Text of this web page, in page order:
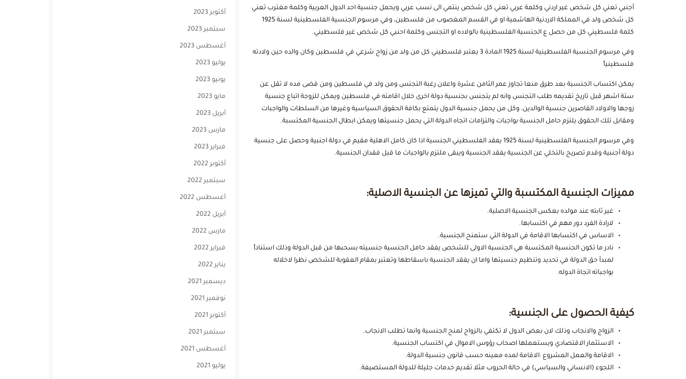
أجنبي تعني كل شخص غير اردني وكلمة عربي تعني كل شخص ينتمي الى نسب عربي ويحمل جنسية احد الدول العربية وكلمة مغترب تعني
كل شخص ولد في المملكة الاردنية الهاشمية او في القسم المغصوب من فلسطين، وفي مرسوم الجنسية الفلسطينية لسنة 1925
كلمة فلسطيني كل من حصل ع الجنسية الفلسطينية بالولاده او التجنس وكلمة احنبي كل شخص غير فلسطيني.
وفي مرسوم الجنسية الفلسطينية لسنة 1925 المادة 3 يعتبر فلسطيني كل من ولد من زواج شرعي في فلسطين وكان والده حين ولادته
فلسطينياً
يمكن اكتساب الجنسية بعد طرق منعا تجاوز عمر الثامن عشرة واعلان رغبة التجنس ومن ولد في فلسطين ومن قضى مده لا تقل عن
ستة اشهر قبل تاريخ تقديمه طلب التجنس وانه لم يتجنس بجنسية دولة اخرى خلال اقامته في فلسطين ويمكن للزوجة اتباع جنسية
زوجها والاولاد القاصرين جنسية الوالدين، وكل من يحمل جنسية الدول يتمتع بكافة الحقوق السياسية وغيرها من السلطات والواجبات
ومقابل تلك الحقوق يلتزم حامل الجنسية بواجبات والتزامات اتجاه الدولة التي يحمل جنسيتها ويمكن ابطال الجنسية المكتسبة.
وفي مرسوم الجنسية الفلسطينية لسنة 1925 يفقد الفلسطيني الجنسية اذا كان كامل الاهلية مقيم في دولة اجنبية وحصل على جنسية
دولة أجنبية وقدم تصريح بالتخلي عن الجنسية يفقد الجنسية ويبقى ملتزم بالواجبات ما قبل فقدان الجنسية.
مميزات الجنسية المكتسبة والتي تميزها عن الجنسية الاصلية:
غير ثابته عند مولده بعكس الجنسية الاصلية.
لارادة الفرد دور مهم في اكتسابها.
الاساس في اكتسابها الاقامة في الدولة التي ستمنح الجنسية.
نادر ما تكون الجنسية المكتسبة هي الجنسية الاولى للشخص يفقد حامل الجنسية جنسيته بسحبها من قبل الدولة وذلك استناداً
لمبدأ حق الدولة في تحديد وتنظيم جنسيتها واما ان يفقد الجنسية باسقاطها وتعتبر بمقام العقوبة للشخص نظرا لاخلاله
بواجباته اتجاة الدوله.
كيفية الحصول على الجنسية:
الزواج والانجاب وذلك لان بعض الدول لا تكتفي بالزواج لمنح الجنسية وانما تطلب الانجاب.
الاستثمار الاقتصادي ويستعملها اصحاب رؤوس الاموال في اكتساب الجنسية.
الاقامة والعمل المشروع :الاقامة لمده معينه حسب قانون جنسية الدولة.
اللجوء (الانساني والسياسي) في حالة الحروب مثلا تقديم خدمات جليلة للدولة المستضيفة.
أكتوبر 2023
سبتمبر 2023
أغسطس 2023
يوليو 2023
يونيو 2023
مايو 2023
أبريل 2023
مارس 2023
فبراير 2023
أكتوبر 2022
سبتمبر 2022
أغسطس 2022
أبريل 2022
مارس 2022
فبراير 2022
يناير 2022
ديسمبر 2021
نوفمبر 2021
أكتوبر 2021
سبتمبر 2021
أغسطس 2021
يوليو 2021